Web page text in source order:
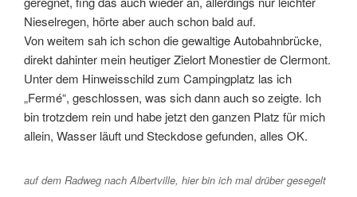
Nieselregen, hörte aber auch schon bald auf.
Von weitem sah ich schon die gewaltige Autobahnbrücke,
direkt dahinter mein heutiger Zielort Monestier de Clermont.
Unter dem Hinweisschild zum Campingplatz las ich
„Fermé“, geschlossen, was sich dann auch so zeigte. Ich
bin trotzdem rein und habe jetzt den ganzen Platz für mich
allein, Wasser läuft und Steckdose gefunden, alles OK.
auf dem Radweg nach Albertville, hier bin ich mal drüber gesegelt